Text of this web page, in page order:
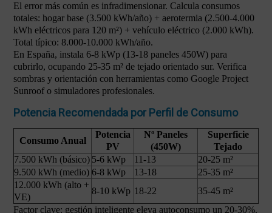
El error más común es infradimensionar. Calcula consumos
totales: hogar base (3.500 kWh/año) + aerotermia (2.500-4.000
kWh eléctricos para 120 m²) + vehículo eléctrico (2.000 kWh).
Total típico: 8.000-10.000 kWh/año.
En España, instala 6-8 kWp (13-18 paneles 450W) para
cubrirlo, ocupando 25-35 m² de tejado orientado sur. Verifica
sombras y orientación con herramientas como Google Project
Sunroof o simuladores profesionales.
Potencia Recomendada por Perfil de Consumo
Consumo Anual
Potencia
PV
Nº Paneles
(450W)
Superficie
Tejado
7.500 kWh (básico) 5-6 kWp 11-13
20-25 m²
9.500 kWh (medio) 6-8 kWp 13-18
25-35 m²
12.000 kWh (alto +
VE)
8-10 kWp 18-22
35-45 m²
Factor clave: gestión inteligente eleva autoconsumo un 20-30%.